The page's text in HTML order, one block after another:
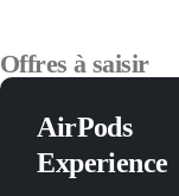
Offres à saisir
AirPods
Experience